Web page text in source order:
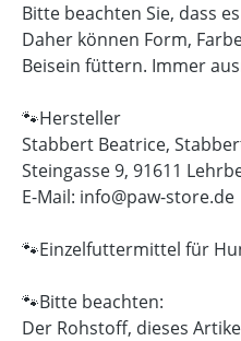
Bitte beachten Sie, dass
Daher können Form,
Beisein füttern. Immer
🐾Hersteller
Stabbert Beatrice,
Steingasse 9, 91611
E-Mail: info@paw-store.de
🐾Einzelfuttermittel für
🐾Bitte beachten:
Der Rohstoff, dieses